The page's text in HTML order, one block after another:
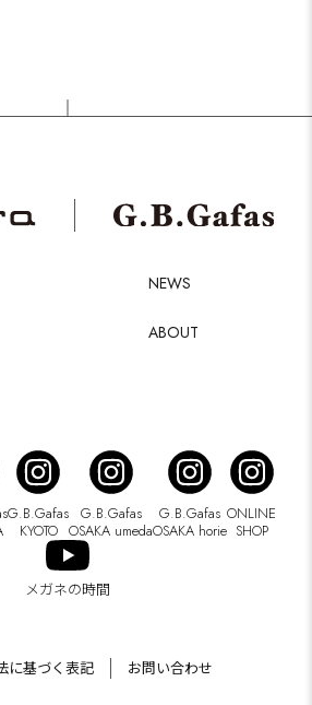
NEWS
ABOUT
G.B.Gafas
KYOTO
G.B.Gafas
OSAKA umeda
G.B.Gafas
OSAKA horie
ONLINE
SHOP
メガネの時間
に基づく表記 お問い合わせ